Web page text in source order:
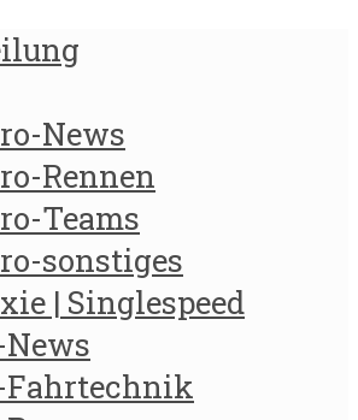
News
Rennen
Teams
sonstiges
| Singlespeed
Fahrtechnik